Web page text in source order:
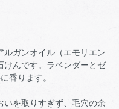
ルガンオイル（エモリエン
けんです。ラベンダーとゼ
香ります。
いを取りすぎず、毛穴の余